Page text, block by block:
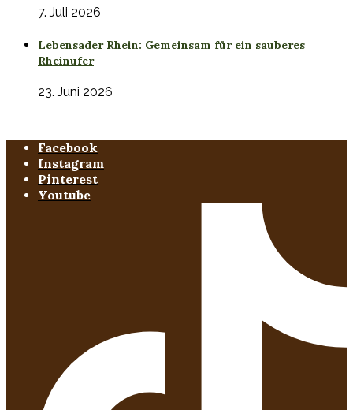
7. Juli 2026
Lebensader Rhein: Gemeinsam für ein sauberes
Rheinufer
23. Juni 2026
Facebook
Instagram
Pinterest
Youtube